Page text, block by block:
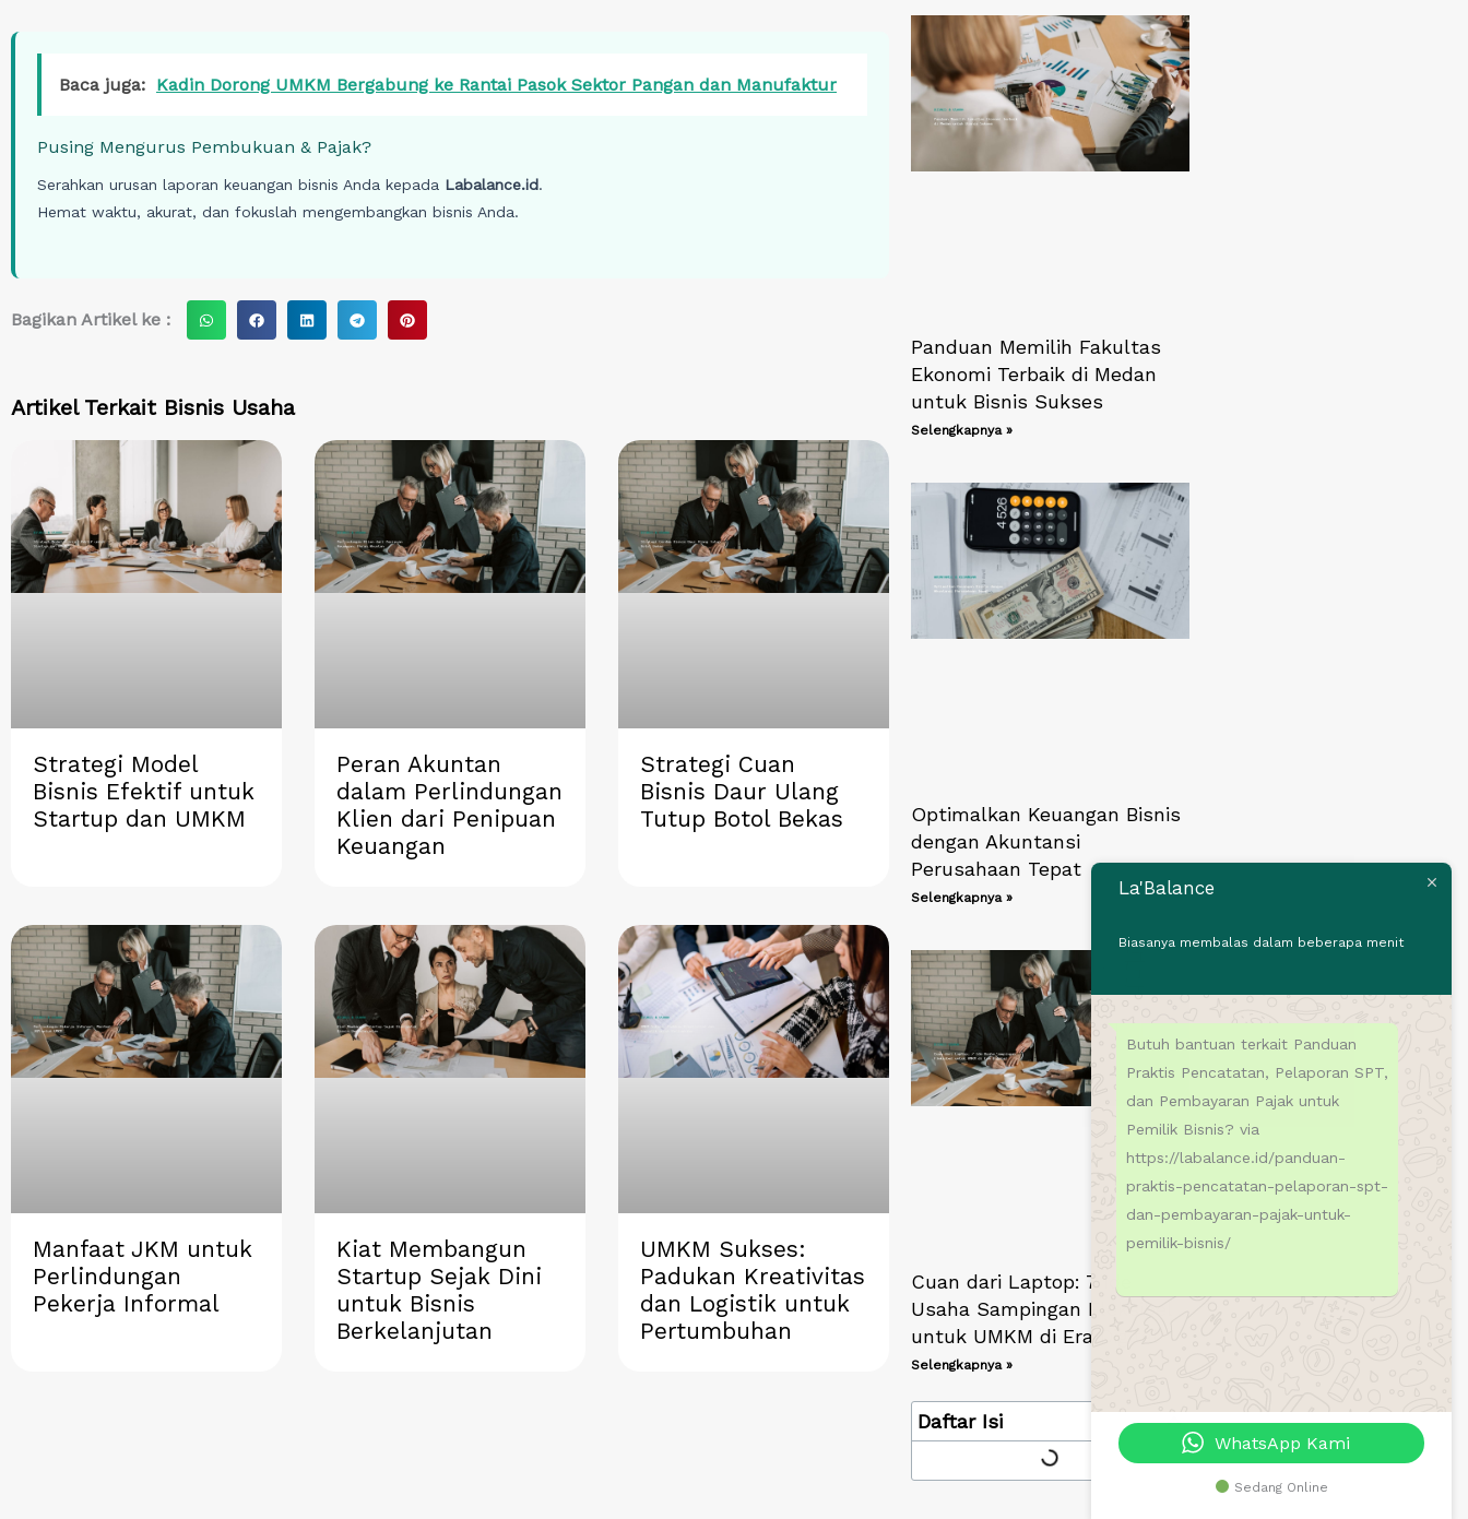
Baca juga: Kadin Dorong UMKM Bergabung ke Rantai Pasok Sektor Pangan dan Manufaktur
Pusing Mengurus Pembukuan & Pajak?
Serahkan urusan laporan keuangan bisnis Anda kepada Labalance.id.
Hemat waktu, akurat, dan fokuslah mengembangkan bisnis Anda.
Bagikan Artikel ke : S
h
a
S
h
a
c
S
h
S
h
o
t
e
l
e
S
h
n
p
n
t
Artikel Terkait Bisnis Usaha
Strategi Model
Bisnis Efektif untuk
Startup dan UMKM
Peran Akuntan
dalam Perlindungan
Klien dari Penipuan
Keuangan
Strategi Cuan
Bisnis Daur Ulang
Tutup Botol Bekas
Manfaat JKM untuk
Perlindungan
Pekerja Informal
Kiat Membangun
Startup Sejak Dini
untuk Bisnis
Berkelanjutan
UMKM Sukses:
Padukan Kreativitas
dan Logistik untuk
Pertumbuhan
Panduan Memilih Fakultas
Ekonomi Terbaik di Medan
untuk Bisnis Sukses
Selengkapnya »
Optimalkan Keuangan Bisnis
dengan Akuntansi
Perusahaan Tepat
Selengkapnya »
Cuan dari Laptop: 7 Ide
Usaha Sampingan Fleksibel
untuk UMKM di Era Digital
Selengkapnya »
Daftar Isi
La'Balance
Biasanya membalas dalam beberapa menit
Butuh bantuan terkait Panduan
Praktis Pencatatan, Pelaporan SPT,
dan Pembayaran Pajak untuk
Pemilik Bisnis? via
https://labalance.id/panduan-
praktis-pencatatan-pelaporan-spt-
dan-pembayaran-pajak-untuk-
pemilik-bisnis/
WhatsApp Kami
Sedang Online